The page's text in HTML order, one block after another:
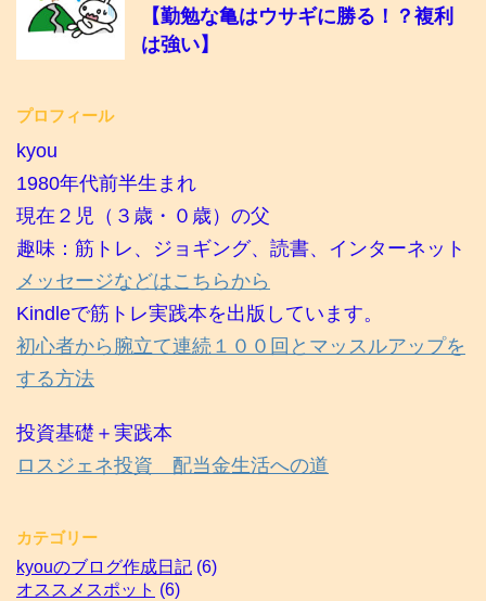
【勤勉な亀はウサギに勝る！？複利
は強い】
プロフィール
kyou
1980年代前半生まれ
現在２児（３歳・０歳）の父
趣味：筋トレ、ジョギング、読書、インターネット
メッセージなどはこちらから
Kindleで筋トレ実践本を出版しています。
初心者から腕立て連続１００回とマッスルアップを
する方法
投資基礎＋実践本
ロスジェネ投資 配当金生活への道
カテゴリー
kyouのブログ作成日記 (6)
オススメスポット (6)